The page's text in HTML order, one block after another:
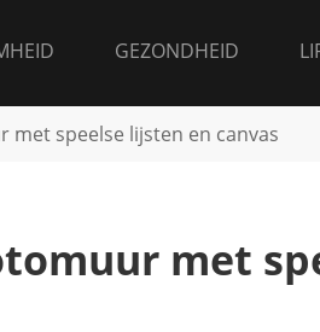
GEZONDHEID
speelse lijsten en canvas
met